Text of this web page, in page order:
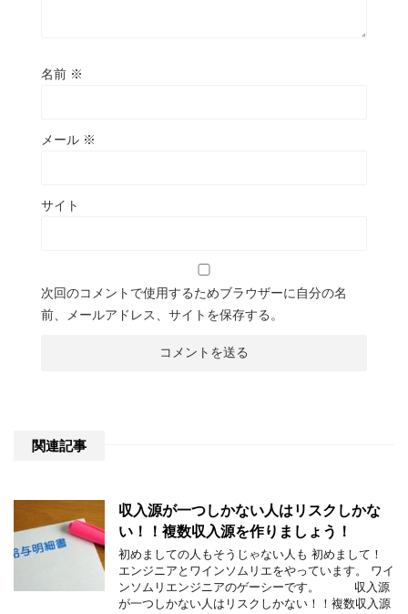
名前 ※
メール ※
サイト
次回のコメントで使用するためブラウザーに自分の名
前、メールアドレス、サイトを保存する。
関連記事
収入源が一つしかない人はリスクしかな
い！！複数収入源を作りましょう！
初めましての人もそうじゃない人も 初めまして！
エンジニアとワインソムリエをやっています。 ワイ
ンソムリエンジニアのゲーシーです。 収入源
が一つしかない人はリスクしかない！！複数収入源